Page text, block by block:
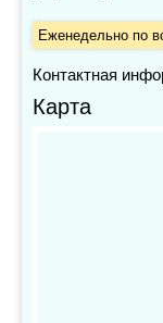
Еженедельно по
Контактная
Карта